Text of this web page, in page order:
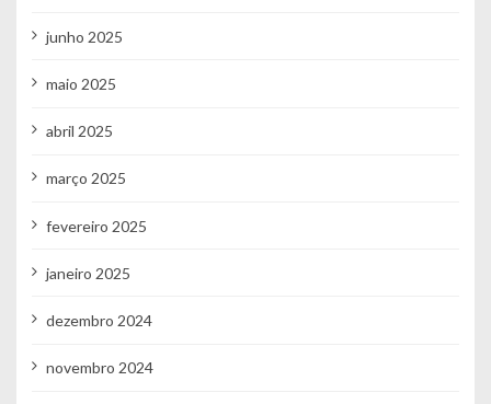
junho 2025
maio 2025
abril 2025
março 2025
fevereiro 2025
janeiro 2025
dezembro 2024
novembro 2024